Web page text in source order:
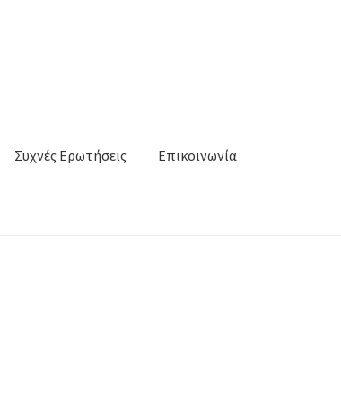
Συχνές Ερωτήσεις Επικοινωνία